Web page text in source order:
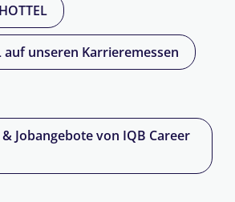
auf unseren Karrieremessen
Jobangebote von IQB Career